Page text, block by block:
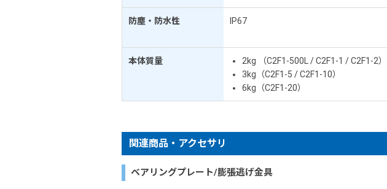
防塵・防水性 IP67
本体質量
2kg （C2F1-500L / C2F1-1 / C2F1-2）
3kg（C2F1-5 / C2F1-10）
6kg（C2F1-20）
関連商品・アクセサリ
ベアリングプレート/膨張逃げ金具